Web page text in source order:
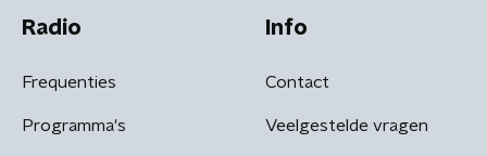
Radio
Frequenties
Programma's
Info
Contact
Veelgestelde vragen